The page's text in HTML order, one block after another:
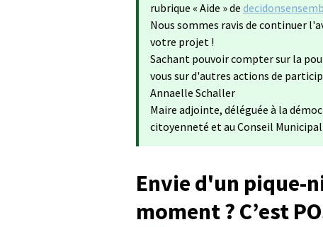
rubrique « Aide » de
Nous sommes ravis de continuer
votre projet !
Sachant pouvoir compter sur la
vous sur d'autres actions de
Annaelle Schaller
Maire adjointe, déléguée à la
citoyenneté et au Conseil Municipal
Envie d'un pique-
moment ? C’est